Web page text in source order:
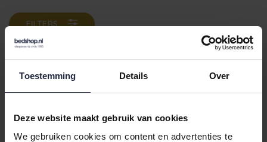
Toestemming Details Over
Deze website maakt gebruik van cookies
We gebruiken cookies om content en advertenties te
FILTERS